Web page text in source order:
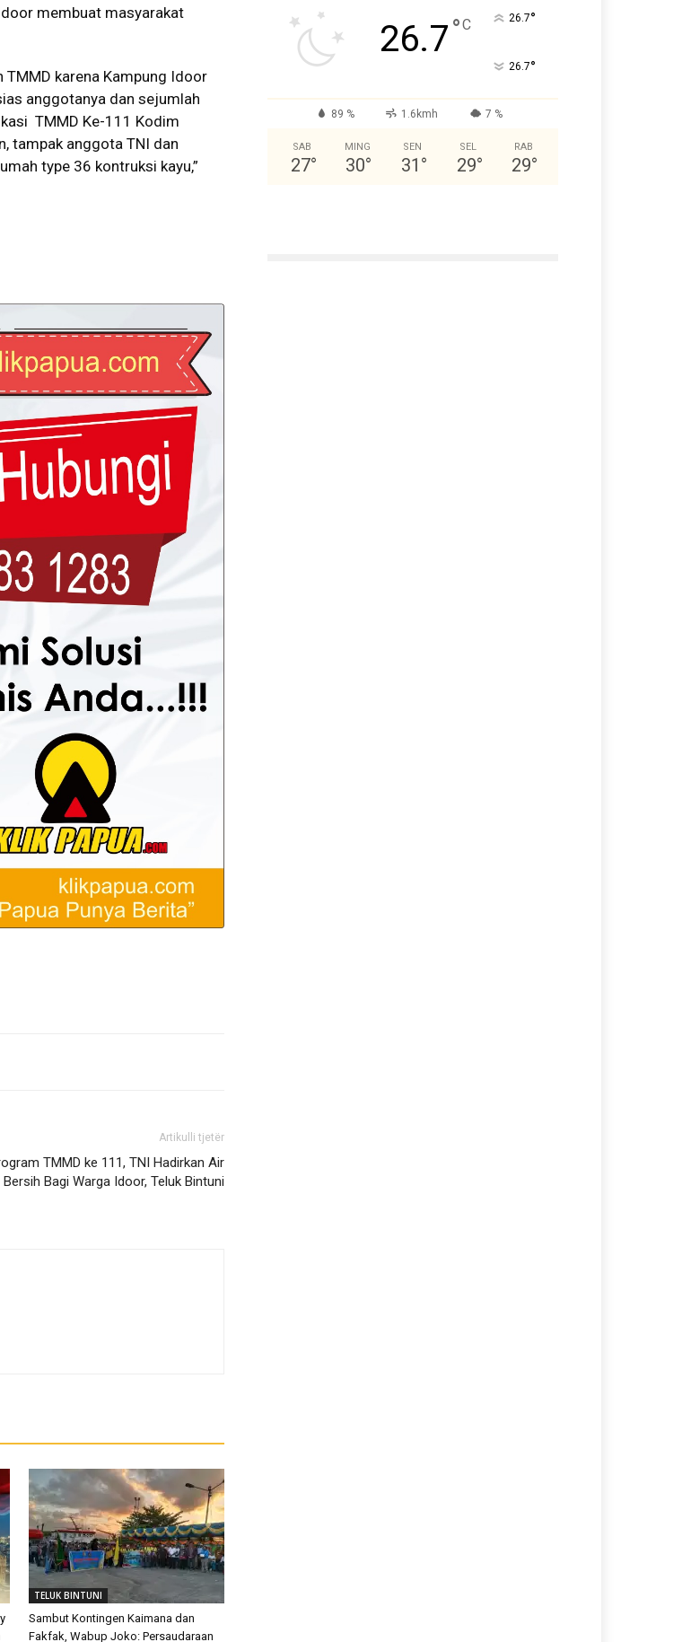
membuat masyarakat
TMMD karena Kampung Idoor
anggotanya dan sejumlah
TMMD Ke-111 Kodim
tampak anggota TNI dan
type 36 kontruksi kayu,”
Artikulli tjetër
TMMD ke 111, TNI Hadirkan Air
Bersih Bagi Warga Idoor, Teluk Bintuni
TELUK BINTUNI
Sambut Kontingen Kaimana dan
Fakfak, Wabup Joko: Persaudaraan
26.7°C 26.7°
26.7°
89 % 1.6kmh 7 %
SAB
27°
MING
30°
SEN
31 °
SEL
29°
RAB
29°